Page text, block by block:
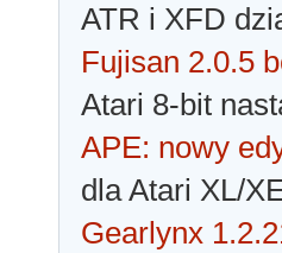
ATR i XFD
Fujisan 2.0.5
Atari 8-bit
APE: nowy
dla Atari XL/
Gearlynx